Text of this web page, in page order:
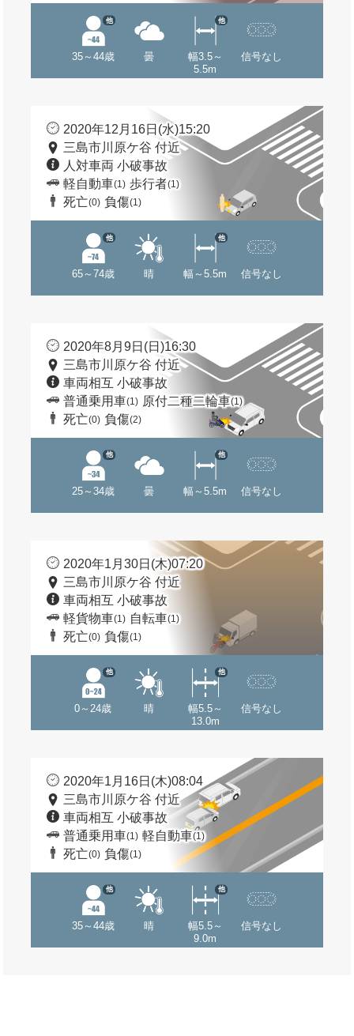
35～44歳
他
曇
幅3.5～
5.5m
他
信号なし
2020年12月16日(水)15:20
三島市川原ケ谷 付近
人対車両 小破事故
軽自動車(1) 歩行者(1)
死亡(0) 負傷(1)
65～74歳
他
晴 幅～5.5m
他
信号なし
2020年8月9日(日)16:30
三島市川原ケ谷 付近
車両相互 小破事故
普通乗用車(1) 原付二種二輪車(1)
死亡(0) 負傷(2)
25～34歳
他
曇 幅～5.5m
他
信号なし
2020年1月30日(木)07:20
三島市川原ケ谷 付近
車両相互 小破事故
軽貨物車(1) 自転車(1)
死亡(0) 負傷(1)
0～24歳
他
晴
幅5.5～
13.0m
他
信号なし
2020年1月16日(木)08:04
三島市川原ケ谷 付近
車両相互 小破事故
普通乗用車(1) 軽自動車(1)
死亡(0) 負傷(1)
35～44歳
他
晴
幅5.5～
9.0m
他
信号なし